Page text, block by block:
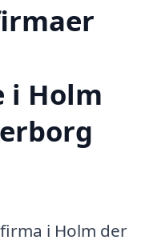
i Holm
i Holm der